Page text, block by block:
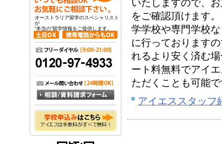
いたしますので、
をご確認頂けます
学学校や専門学校
に行っております
れるより安く済む
ート料無料でアイ
ただくことも可能
アイエススタッフ
オーストラリア留学のスペシャリスト
が
“本当の”留学情報をご提供します。